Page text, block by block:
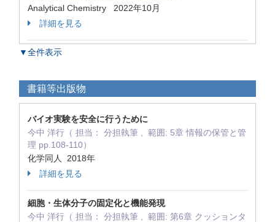
Analytical Chemistry 2022年10月
詳細を見る
▼全件表示
書籍等出版物
バイオ実験を安全に行うために
今中 洋行（ 担当： 分担執筆 , 範囲: 5章 情報の保管と管
理 pp.108-110）
化学同人 2018年
詳細を見る
細胞・生体分子の固定化と機能発現
今中 洋行（ 担当： 分担執筆 , 範囲: 第6章 クッションタ